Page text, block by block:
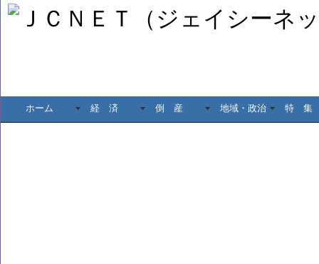
ホーム 経 済 倒 産 地域・政治 特 集